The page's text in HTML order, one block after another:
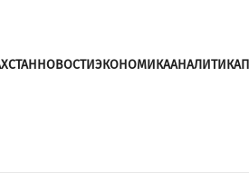
НОВОСТИЭКОНОМИКААНАЛИТИКА